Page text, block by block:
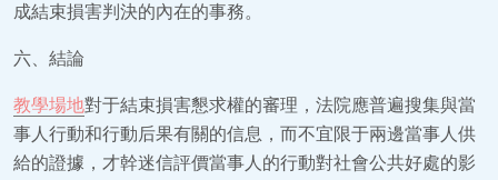
成結束損害判決的內在的事務。
六、結論
教學場地對于結束損害懇求權的審理，法院應普遍搜集與當
事人行動和行動后果有關的信息，而不宜限于兩邊當事人供
給的證據，才幹迷信評價當事人的行動對社會公共好處的影